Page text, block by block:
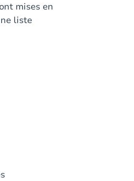
mises en
liste